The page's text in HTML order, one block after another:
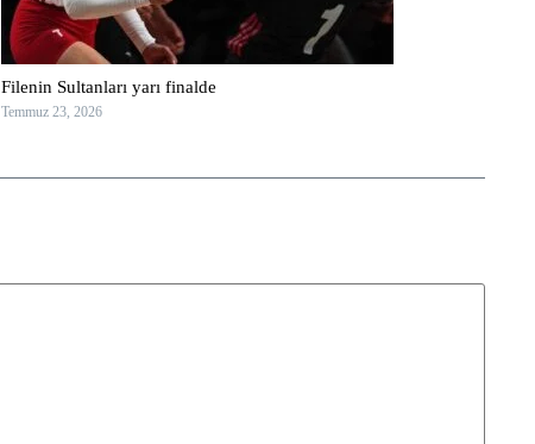
Filenin Sultanları yarı finalde
Temmuz 23, 2026